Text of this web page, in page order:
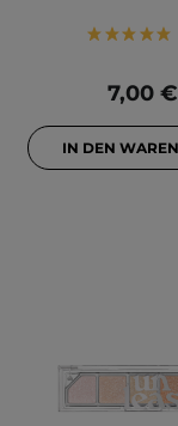
7,00 €
IN DEN